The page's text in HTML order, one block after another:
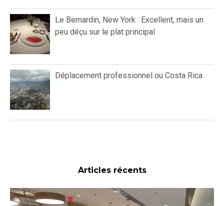
Le Bernardin, New York : Excellent, mais un
peu déçu sur le plat principal
Déplacement professionnel ou Costa Rica
Articles récents